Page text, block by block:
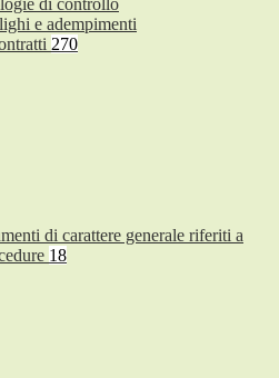
di controllo
e adempimenti
270
di carattere generale riferiti a
18